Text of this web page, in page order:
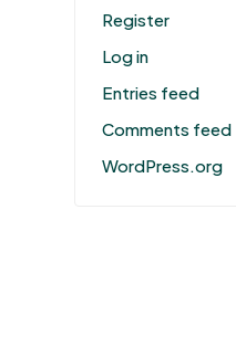
Register
Log in
Entries feed
Comments feed
WordPress.org